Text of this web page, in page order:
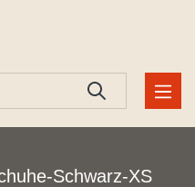
Schwarz-XS